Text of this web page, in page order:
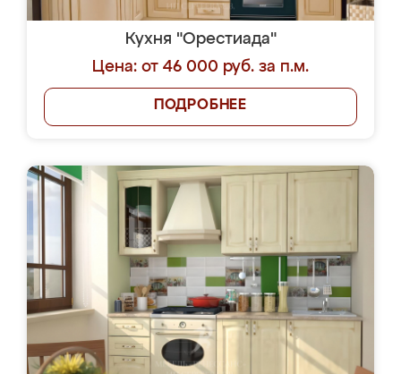
Кухня "Орестиада"
Цена: от 46 000 руб. за п.м.
ПОДРОБНЕЕ